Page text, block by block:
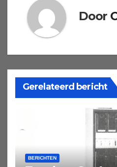
Door
Gerelateerd bericht
BERICHTEN